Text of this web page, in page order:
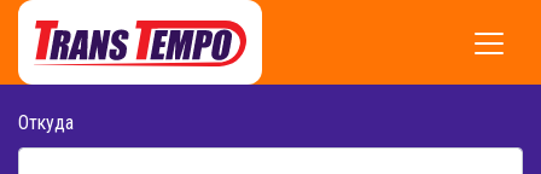
Откуда